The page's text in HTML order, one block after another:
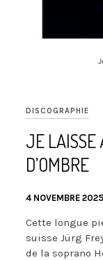
DISCOGRAPHIE
JE LAISSE
D’OMBRE
4 NOVEMBRE 2025
Cette longue
suisse Jürg
de la soprano